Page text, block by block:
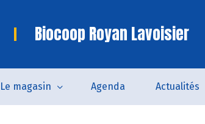
Biocoop Royan Lavoisier
Le magasin Agenda Actualités